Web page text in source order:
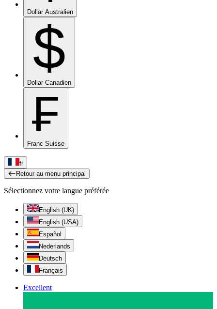
Dollar Australien
$
Dollar Canadien
₣
Franc Suisse
fr
Retour au menu principal
Sélectionnez votre langue préférée
English (UK)
English (USA)
Español
Nederlands
Deutsch
Français
Excellent